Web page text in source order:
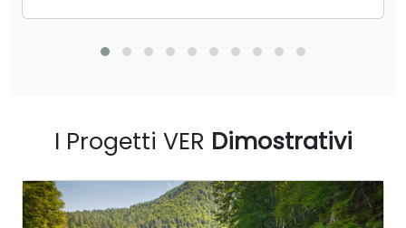
I Progetti VER Dimostrativi